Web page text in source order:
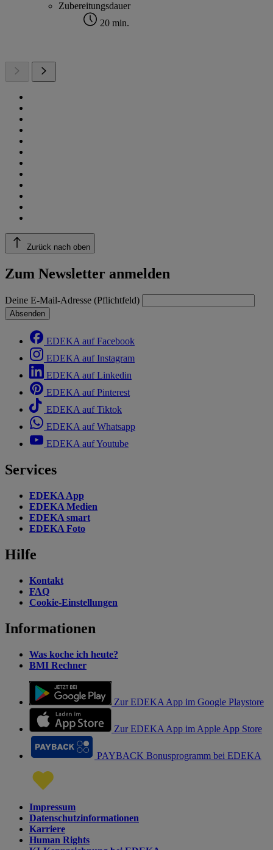
Zubereitungsdauer
20 min.
Zurück nach oben
Zum Newsletter anmelden
Deine E-Mail-Adresse (Pflichtfeld)
Absenden
EDEKA auf Facebook
EDEKA auf Instagram
EDEKA auf Linkedin
EDEKA auf Pinterest
EDEKA auf Tiktok
EDEKA auf Whatsapp
EDEKA auf Youtube
Services
EDEKA App
EDEKA Medien
EDEKA smart
EDEKA Foto
Hilfe
Kontakt
FAQ
Cookie-Einstellungen
Informationen
Was koche ich heute?
BMI Rechner
Zur EDEKA App im Google Playstore
Zur EDEKA App im Apple App Store
PAYBACK Bonusprogramm bei EDEKA
Impressum
Datenschutzinformationen
Karriere
Human Rights